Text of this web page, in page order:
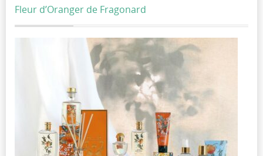
Fleur d’Oranger de Fragonard